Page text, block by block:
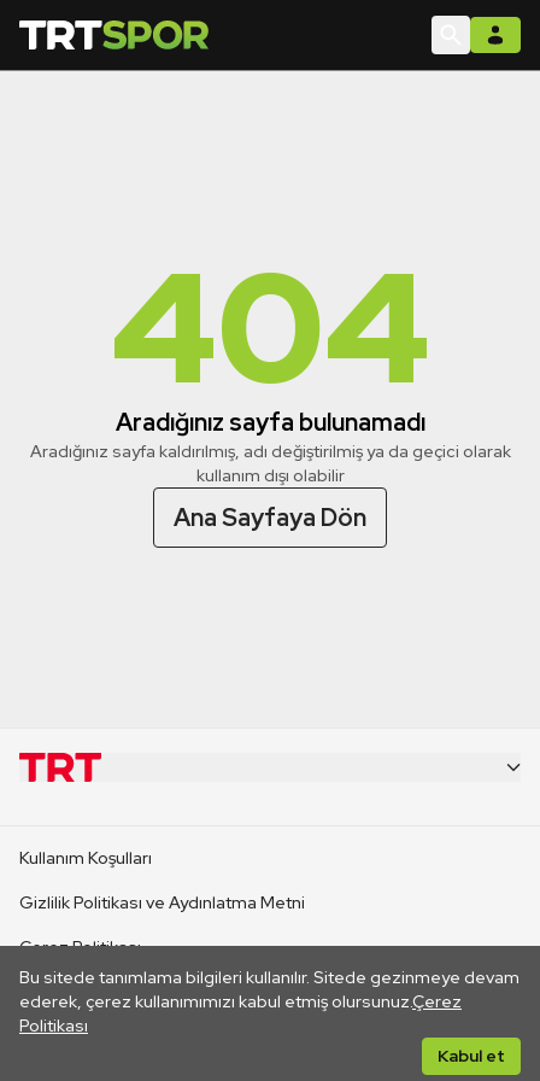
404
Aradığınız sayfa bulunamadı
Aradığınız sayfa kaldırılmış, adı değiştirilmiş ya da geçici olarak
kullanım dışı olabilir
Ana Sayfaya Dön
Bu sitede tanımlama bilgileri kullanılır. Sitede gezinmeye devam
ederek, çerez kullanımımızı kabul etmiş olursunuz.Çerez
Politikası
Kabul et
CANLI YAYINLAR
Kullanım Koşulları
Gizlilik Politikası ve Aydınlatma Metni
Çerez Politikası
İletişim
Her hakkı saklıdır. ©2026 TRT. Bağlantı yoluyla gidilen dış